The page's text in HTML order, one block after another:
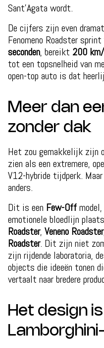
Sant’Agata wordt.
De cijfers zijn even
Fenomeno Roadster sprint
seconden, bereikt 200
tot een topsnelheid van
open-top auto is dat
Meer dan
zonder dak
Het zou gemakkelijk zijn
zien als een extremere,
V12-hybride tijdperk.
anders.
Dit is een Few-Off
emotionele bloedlijn
Roadster, Veneno Roadster
Roadster. Dit zijn niet
zijn rijdende laboratoria,
objects die ideeën tonen
vertaalt naar bredere
Het design